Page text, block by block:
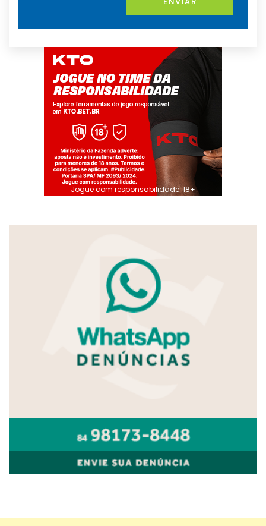
Jogue com responsabilidade. 18+